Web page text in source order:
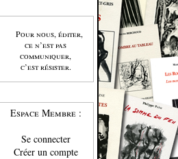
Pour nous, éditer,
ce n’est pas
communiquer,
c’est résister.
Espace Membre :
Se connecter
Créer un compte